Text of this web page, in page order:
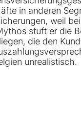
in anderen
weil
stuft er die
die den
unrealistisch.